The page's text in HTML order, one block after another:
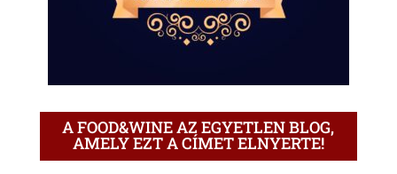
A FOOD&WINE AZ EGYETLEN BLOG,
AMELY EZT A CÍMET ELNYERTE!